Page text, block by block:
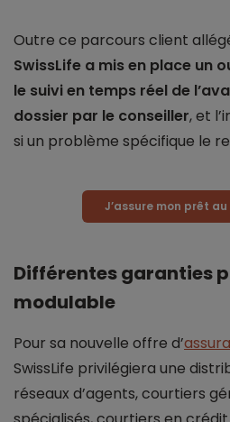
Outre ce parcours client
SwissLife a mis en place un
le suivi en temps réel de
dossier par le conseiller, et
si un problème spécifique le
J’assure mon prêt
Différentes garanties
modulable
Pour sa nouvelle offre d’
SwissLife privilégiera une
réseaux d’agents, courtiers